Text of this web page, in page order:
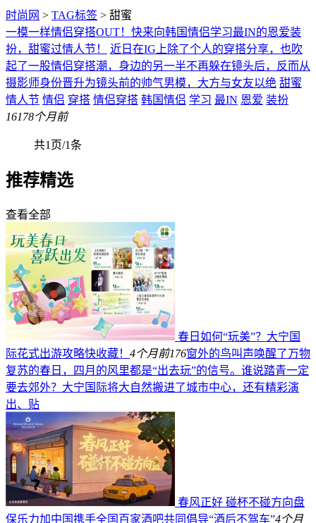
时尚网 > TAG标签 > 甜蜜
一模一样情侣穿搭OUT！快来向韩国情侣学习最IN的恩爱装
扮，甜蜜过情人节！
近日在IG上除了个人的穿搭分享，也吹
起了一股情侣穿搭潮，身边的另一半不再躲在镜头后，反而从
摄影师身份晋升为镜头前的帅气男模，大方与女友以绝 甜蜜
情人节 情侣 穿搭 情侣穿搭 韩国情侣 学习 最IN 恩爱 装扮
16178个月前
共1页/1条
推荐精选
查看全部
春日如何“玩美”？大宁国
际花式出游攻略快收藏！ 4个月前176窗外的鸟叫声唤醒了万物
复苏的春日，四月的风里都是“出去玩”的信号。谁说踏青一定
要去郊外？大宁国际将大自然搬进了城市中心，还有精彩演
出、贴
春风正好 碰杯不碰方向盘
保乐力加中国携手全国百家酒吧共同倡导“酒后不驾车”4个月